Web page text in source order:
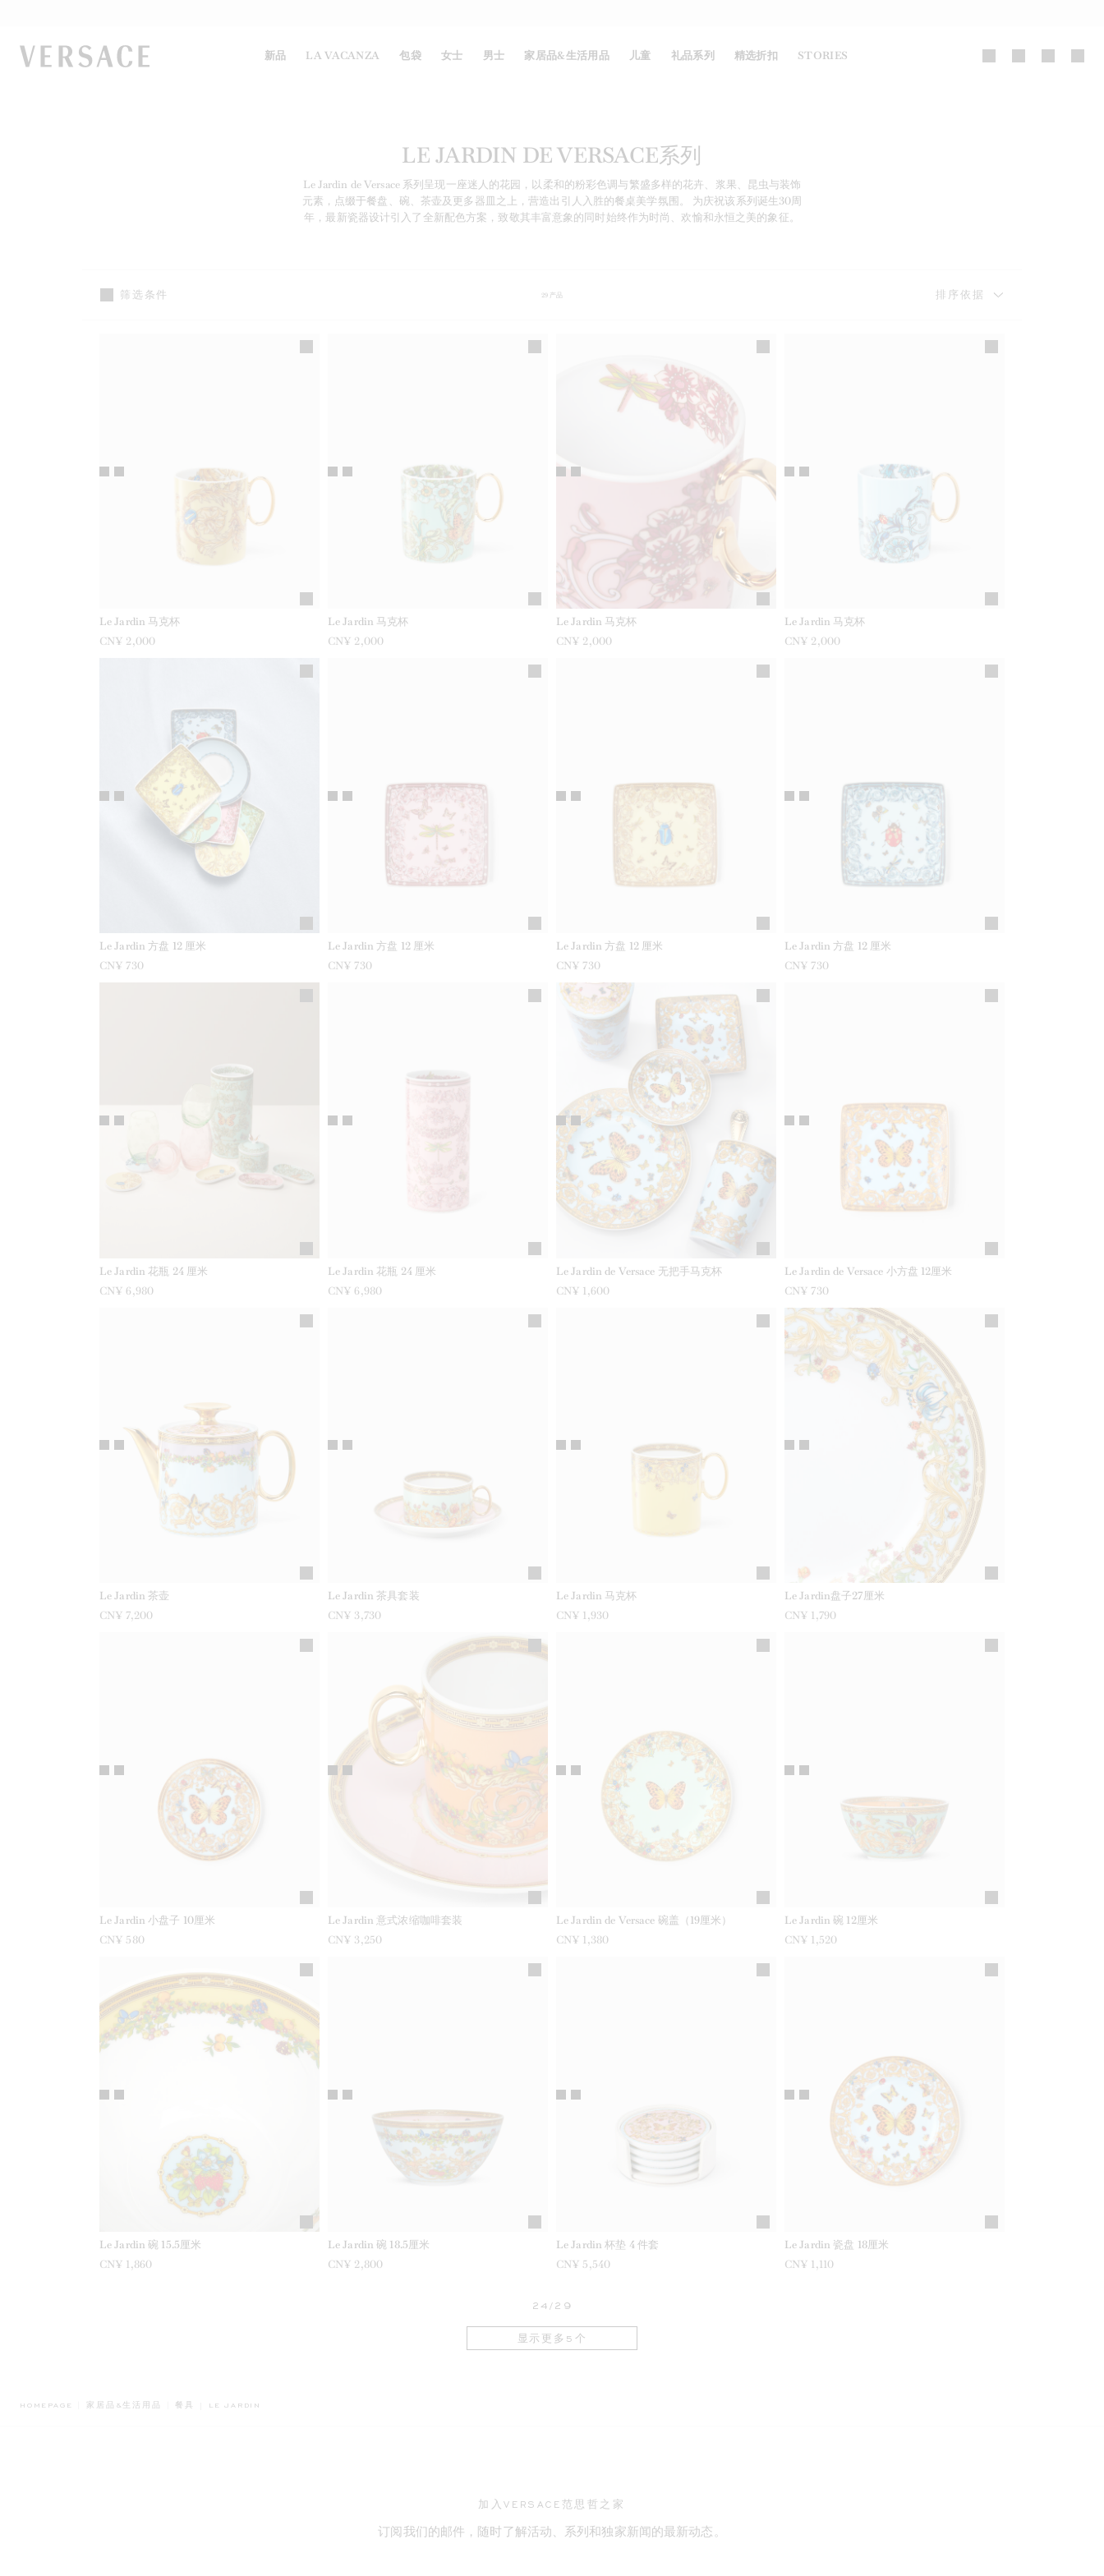
VERSACE | 主页 新品 LA VACANZA 包袋 女士 男士 家居品&生活用品 儿童 礼品系列 精选折扣 STORIES
LE JARDIN DE VERSACE系列
Le Jardin de Versace 系列呈现一座迷人的花园，以柔和的粉彩色调与繁盛多样的花卉、浆果、昆虫与装饰
元素，点缀于餐盘、碗、茶壶及更多器皿之上，营造出引人入胜的餐桌美学氛围。 为庆祝该系列诞生30周
年，最新瓷器设计引入了全新配色方案，致敬其丰富意象的同时始终作为时尚、欢愉和永恒之美的象征。
29 产品
筛选条件 排序依据
Le Jardin 马克杯
CN¥ 2,000
Le Jardin 马克杯
CN¥ 2,000
Le Jardin 马克杯
CN¥ 2,000
Le Jardin 马克杯
CN¥ 2,000
Le Jardin 方盘 12 厘米
CN¥ 730
Le Jardin 方盘 12 厘米
CN¥ 730
Le Jardin 方盘 12 厘米
CN¥ 730
Le Jardin 方盘 12 厘米
CN¥ 730
Le Jardin 花瓶 24 厘米
CN¥ 6,980
Le Jardin 花瓶 24 厘米
CN¥ 6,980
Le Jardin de Versace 无把手马克杯
CN¥ 1,600
Le Jardin de Versace 小方盘 12厘米
CN¥ 730
Le Jardin 茶壶
CN¥ 7,200
Le Jardin 茶具套装
CN¥ 3,730
Le Jardin 马克杯
CN¥ 1,930
Le Jardin盘子27厘米
CN¥ 1,790
Le Jardin 小盘子 10厘米
CN¥ 580
Le Jardin 意式浓缩咖啡套装
CN¥ 3,250
Le Jardin de Versace 碗盖（19厘米）
CN¥ 1,380
Le Jardin 碗 12厘米
CN¥ 1,520
Le Jardin 碗 15.5厘米
CN¥ 1,860
Le Jardin 碗 18.5厘米
CN¥ 2,800
Le Jardin 杯垫 4 件套
CN¥ 5,540
Le Jardin 瓷盘 18厘米
CN¥ 1,110
24/29
显示更多5个
HOMEPAGE 家居品&生活用品 餐具 BREADCRUMB.ADA.LABEL.CURRENT
LE JARDIN
加入VERSACE范思哲之家
订阅我们的邮件，随时了解活动、系列和独家新闻的最新动态。